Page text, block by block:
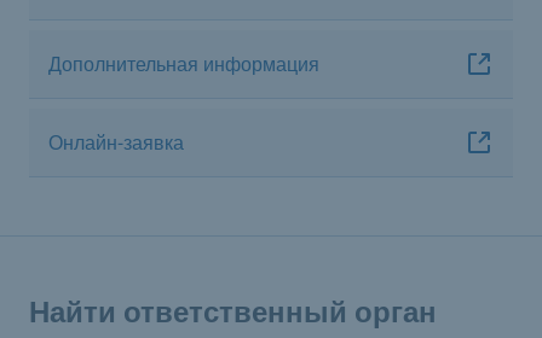
Дополнительная информация
Онлайн-заявка
Найти ответственный орган